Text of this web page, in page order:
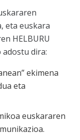
eta euskara
HELBURU
dira:
ekimena
eta
euskararen